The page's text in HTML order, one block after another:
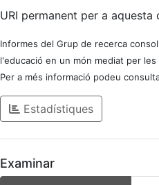
URI permanent per a aquesta
Informes del Grup de recerca
l'educació en un món mediat per
Per a més informació podeu
Estadístiques
Examinar